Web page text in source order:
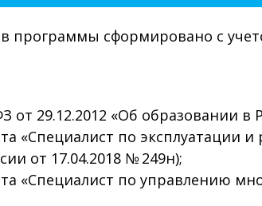
программы сформировано с
29.12.2012 «Об образовании в
«Специалист по эксплуатации
от 17.04.2018 № 249н);
«Специалист по управлению